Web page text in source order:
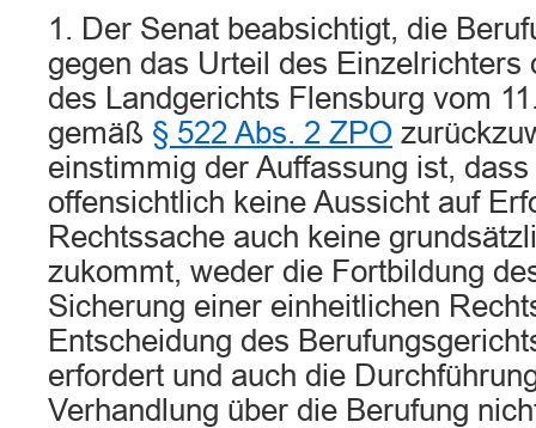
1. Der Senat beabsichtigt, die
gegen das Urteil des Einzelrichters
des Landgerichts Flensburg vom
gemäß § 522 Abs. 2 ZPO
einstimmig der Auffassung ist,
offensichtlich keine Aussicht auf
Rechtssache auch keine
zukommt, weder die Fortbildung
Sicherung einer einheitlichen
Entscheidung des
erfordert und auch die
Verhandlung über die Berufung